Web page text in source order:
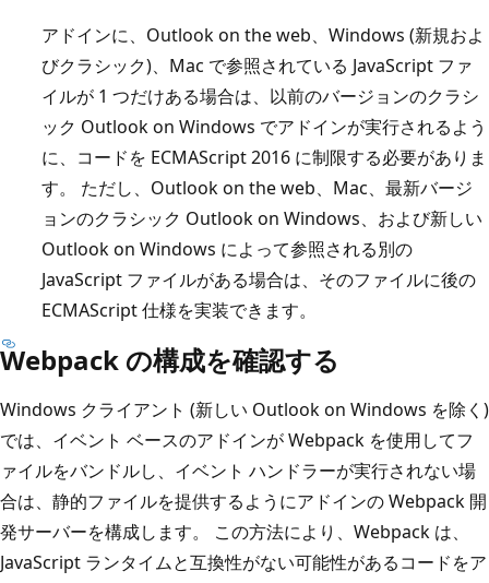
アドインに、Outlook on the web、Windows (新規およ
びクラシック)、Mac で参照されている JavaScript ファ
イルが 1 つだけある場合は、以前のバージョンのクラシ
ック Outlook on Windows でアドインが実行されるよう
に、コードを ECMAScript 2016 に制限する必要がありま
す。 ただし、Outlook on the web、Mac、最新バージ
ョンのクラシック Outlook on Windows、および新しい
Outlook on Windows によって参照される別の
JavaScript ファイルがある場合は、そのファイルに後の
ECMAScript 仕様を実装できます。
Webpack の構成を確認する
Windows クライアント (新しい Outlook on Windows を除く)
では、イベント ベースのアドインが Webpack を使用してフ
ァイルをバンドルし、イベント ハンドラーが実行されない場
合は、静的ファイルを提供するようにアドインの Webpack 開
発サーバーを構成します。 この方法により、Webpack は、
JavaScript ランタイムと互換性がない可能性があるコードをア